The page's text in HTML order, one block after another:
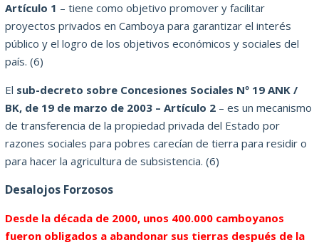
Artículo 1 – tiene como objetivo promover y facilitar
proyectos privados en Camboya para garantizar el interés
público y el logro de los objetivos económicos y sociales del
país. (6)
El sub-decreto sobre Concesiones Sociales Nº 19 ANK /
BK, de 19 de marzo de 2003 – Artículo 2 – es un mecanismo
de transferencia de la propiedad privada del Estado por
razones sociales para pobres carecían de tierra para residir o
para hacer la agricultura de subsistencia. (6)
Desalojos Forzosos
Desde la década de 2000, unos 400.000 camboyanos
fueron obligados a abandonar sus tierras después de la